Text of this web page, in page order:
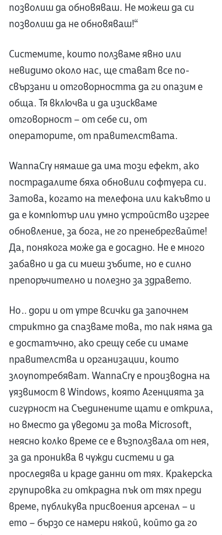
позволиш да обновяваш. Не можеш да си
позволиш да не обновяваш!“
Системите, които ползваме явно или
невидимо около нас, ще стават все по-
свързани и отговорността да ги опазим е
обща. Тя включва и да изискваме
отговорност – от себе си, от
операторите, от правителствата.
WannaCry нямаше да има този ефект, ако
пострадалите бяха обновили софтуера си.
Затова, когато на телефона или какъвто и
да е компютър или умно устройство изгрее
обновление, за бога, не го пренебрегвайте!
Да, понякога може да е досадно. Не е много
забавно и да си миеш зъбите, но е силно
препоръчително и полезно за здравето.
Но… дори и от утре всички да започнем
стриктно да спазваме това, то пак няма да
е достатъчно, ако срещу себе си имаме
правителства и организации, които
злоупотребяват. WannaCry е производна на
уязвимост в Windows, която Агенцията за
сигурност на Съединените щати е открила,
но вместо да уведоми за това Microsoft,
неясно колко време се е възползвала от нея,
за да прониква в чужди системи и да
проследява и краде данни от тях. Кракерска
групировка ги открадна пък от тях преди
време, публикува присвоения арсенал – и
ето – бързо се намери някой, който да го